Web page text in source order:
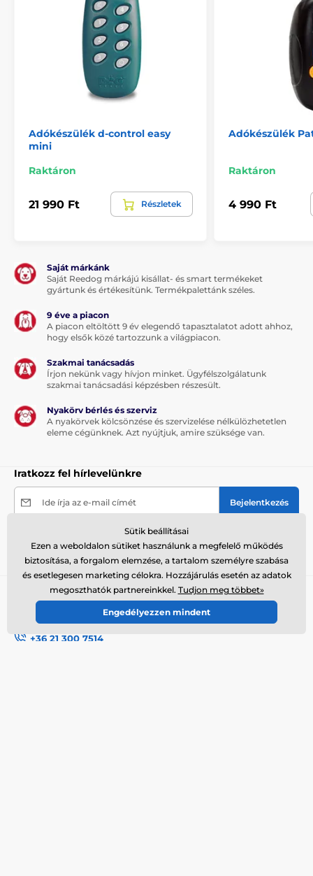
Adókészülék d-control easy
mini
Raktáron
21 990 Ft Részletek
Adókészülék
Raktáron
4 990 Ft
Saját márkánk
Saját Reedog márkájú kisállat- és smart termékeket
gyártunk és értékesítünk. Termékpalettánk széles.
9 éve a piacon
A piacon eltöltött 9 év elegendő tapasztalatot adott ahhoz,
hogy elsők közé tartozzunk a világpiacon.
Szakmai tanácsadás
Írjon nekünk vagy hívjon minket. Ügyfélszolgálatunk
szakmai tanácsadási képzésben részesült.
Nyakörv bérlés és szerviz
A nyakörvek kölcsönzése és szervizelése nélkülözhetetlen
eleme cégünknek. Azt nyújtjuk, amire szüksége van.
Iratkozz fel hírlevelünkre
Ide írja az e-mail címét Bejelentkezés
Az űrlap elküldésével hozzájárulok
adataim feldolgozásához.
Tanácsra van szükséged?
Az ügyfélszolgálat elérhető
+36 21 300 7514
Sütik beállításai
Ezen a weboldalon sütiket használunk a megfelelő működés
biztosítása, a forgalom elemzése, a tartalom személyre szabása
és esetlegesen marketing célokra. Hozzájárulás esetén az adatok
megoszthatók partnereinkkel. Tudjon meg többet»
Engedélyezzen mindent